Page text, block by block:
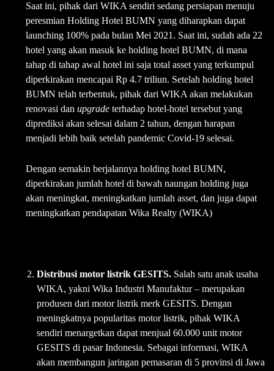
Saat ini, pihak dari WIKA sendiri sedang persiapan menuju
peresmian Holding Hotel BUMN yang diharapkan dapat
launching 100% pada bulan Mei 2021. Saat ini, sudah ada 22
hotel yang akan masuk ke holding hotel BUMN, di mana
tahap di tahap awal hotel ini saja total asset yang terkumpul
diperkirakan mencapai Rp 4.7 triliun. Setelah holding hotel
BUMN telah terbentuk, pihak dari WIKA akan melakukan
renovasi dan upgrade terhadap hotel-hotel tersebut yang
diprediksi akan selesai dalam 2 tahun, dengan harapan
menjadi lebih baik setelah pandemic Covid-19 selesai.
Dengan semakin berjalannya holding hotel BUMN,
diperkirakan jumlah hotel di bawah naungan holding juga
akan meningkat, meningkatkan jumlah asset, dan juga dapat
meningkatkan pendapatan Wika Realty (WIKA)
Distribusi motor listrik GESITS. Salah satu anak usaha
WIKA, yakni Wika Industri Manufaktur – merupakan
produsen dari motor listrik merk GESITS. Dengan
meningkatnya popularitas motor listrik, pihak WIKA
sendiri menargetkan dapat menjual 60.000 unit motor
GESITS di pasar Indonesia. Sebagai informasi, WIKA
akan membangun jaringan pemasaran di 5 provinsi di Jawa